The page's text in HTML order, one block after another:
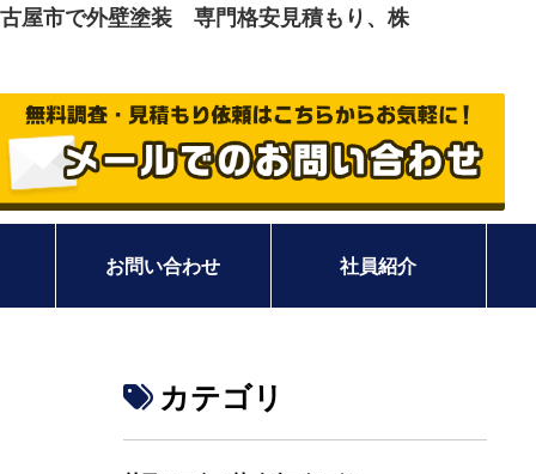
屋市で外壁塗装 専門格安見積もり、株
お問い合わせ 社員紹介
カテゴリ